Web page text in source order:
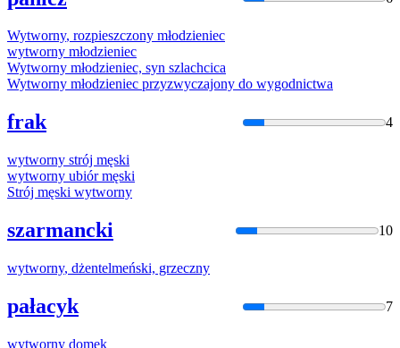
Wytworny, rozpieszczony młodzieniec
wytworny młodzieniec
Wytworny młodzieniec, syn szlachcica
Wytworny młodzieniec przyzwyczajony do wygodnictwa
frak 4
wytworny strój męski
wytworny ubiór męski
Strój męski wytworny
szarmancki 10
wytworny, dżentelmeński, grzeczny
pałacyk 7
wytworny domek